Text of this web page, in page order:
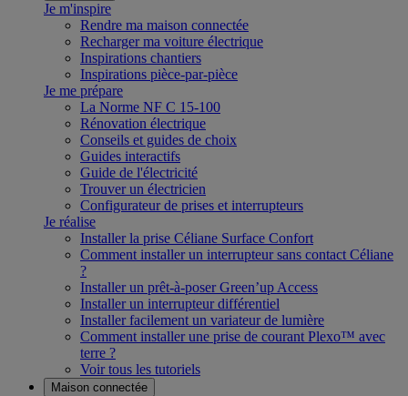
Je m'inspire
Rendre ma maison connectée
Recharger ma voiture électrique
Inspirations chantiers
Inspirations pièce-par-pièce
Je me prépare
La Norme NF C 15-100
Rénovation électrique
Conseils et guides de choix
Guides interactifs
Guide de l'électricité
Trouver un électricien
Configurateur de prises et interrupteurs
Je réalise
Installer la prise Céliane Surface Confort
Comment installer un interrupteur sans contact Céliane
?
Installer un prêt-à-poser Green’up Access
Installer un interrupteur différentiel
Installer facilement un variateur de lumière
Comment installer une prise de courant Plexo™ avec
terre ?
Voir tous les tutoriels
Maison connectée